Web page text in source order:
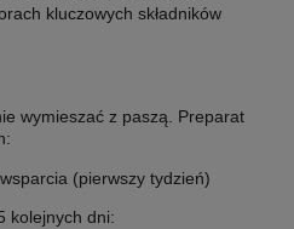
kluczowych składników
wymieszać z paszą. Preparat
(pierwszy tydzień)
kolejnych dni: